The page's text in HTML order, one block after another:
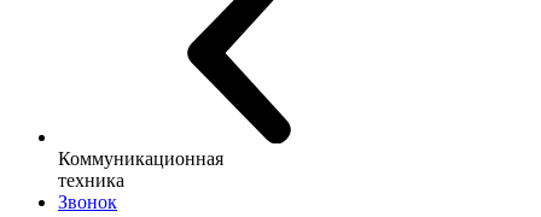
Коммуникационная
техника
Звонок